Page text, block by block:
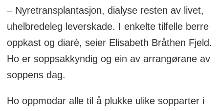
– Nyretransplantasjon, dialyse resten av livet,
uhelbredeleg leverskade. I enkelte tilfelle berre
oppkast og diarè, seier Elisabeth Bråthen Fjeld.
Ho er soppsakkyndig og ein av arrangørane av
soppens dag.
Ho oppmodar alle til å plukke ulike sopparter i